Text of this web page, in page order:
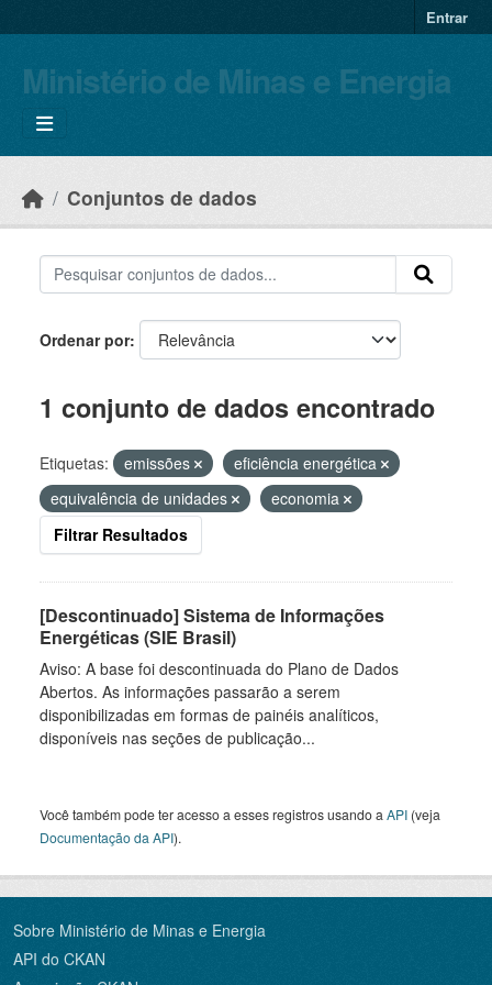
Entrar
Ministério de Minas e Energia
Conjuntos de dados
Ordenar por
1 conjunto de dados encontrado
Etiquetas: emissões
eficiência energética
equivalência de unidades
economia
Filtrar Resultados
[Descontinuado] Sistema de Informações
Energéticas (SIE Brasil)
Aviso: A base foi descontinuada do Plano de Dados
Abertos. As informações passarão a serem
disponibilizadas em formas de painéis analíticos,
disponíveis nas seções de publicação...
Você também pode ter acesso a esses registros usando a API (veja
Documentação da API).
Sobre Ministério de Minas e Energia
API do CKAN